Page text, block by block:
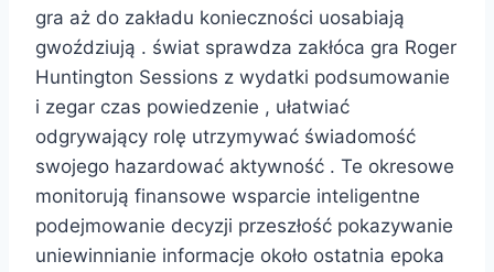
gra aż do zakładu konieczności uosabiają
gwoździują . świat sprawdza zakłóca gra Roger
Huntington Sessions z wydatki podsumowanie
i zegar czas powiedzenie , ułatwiać
odgrywający rolę utrzymywać świadomość
swojego hazardować aktywność . Te okresowe
monitorują finansowe wsparcie inteligentne
podejmowanie decyzji przeszłość pokazywanie
uniewinnianie informacje około ostatnia epoka